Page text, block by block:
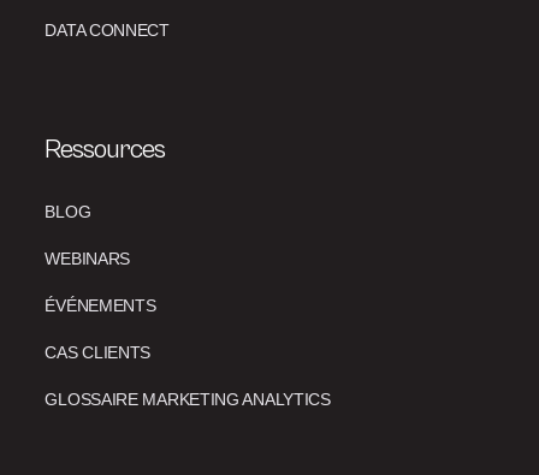
DATA CONNECT
Ressources
BLOG
WEBINARS
ÉVÉNEMENTS
CAS CLIENTS
GLOSSAIRE MARKETING ANALYTICS